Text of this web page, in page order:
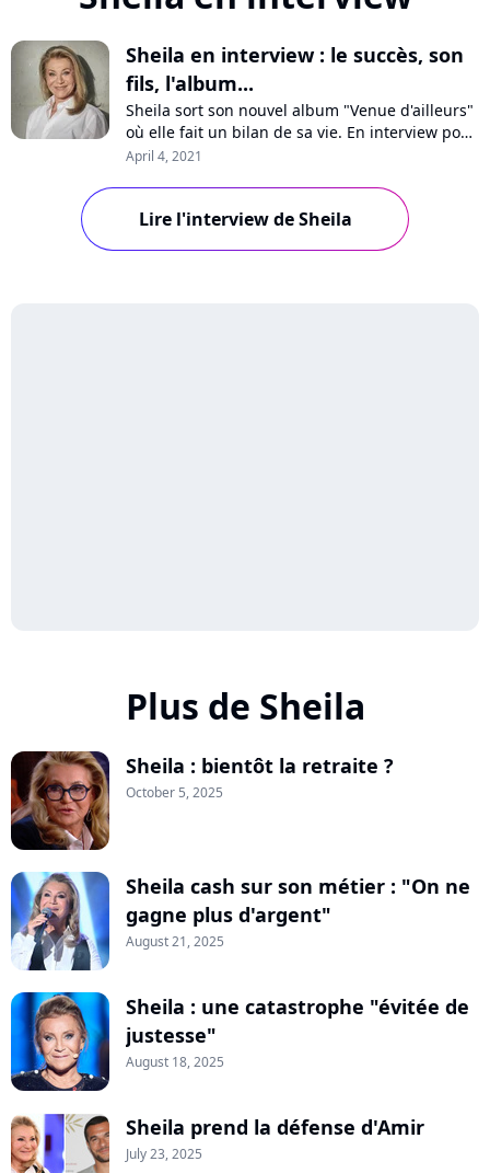
Sheila en interview : le succès, son
fils, l'album...
Sheila sort son nouvel album "Venue d'ailleurs"
où elle fait un bilan de sa vie. En interview pour
Pure Charts, la chanteuse se confie sur ses
vie, son fils Ludovic, son engagement contre le
racisme ou encore son statut d'icône.
April 4, 2021
Lire l'interview de Sheila
Plus de Sheila
Sheila : bientôt la retraite ?
October 5, 2025
Sheila cash sur son métier : "On ne
gagne plus d'argent"
August 21, 2025
Sheila : une catastrophe "évitée de
justesse"
August 18, 2025
Sheila prend la défense d'Amir
July 23, 2025